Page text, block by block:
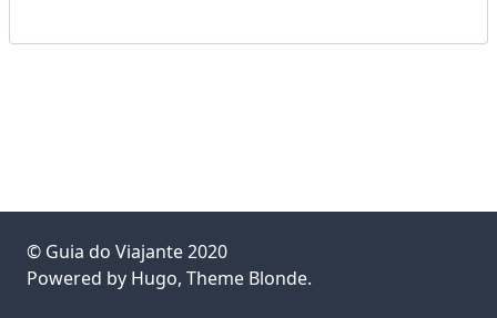
© Guia do Viajante2020
Powered by Hugo, Theme Blonde.